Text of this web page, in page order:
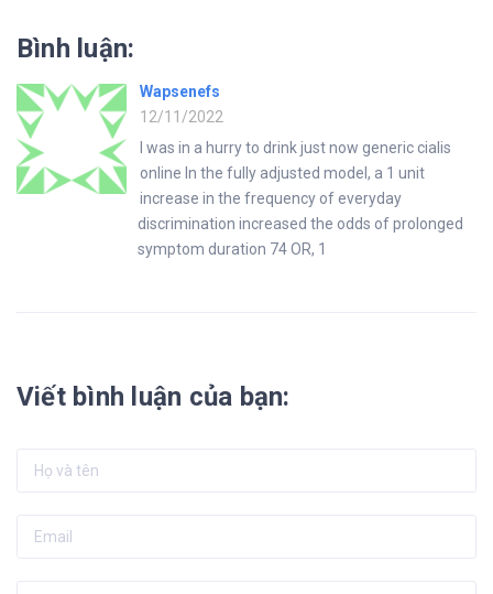
Bình luận:
Wapsenefs
12/11/2022
I was in a hurry to drink just now generic cialis
online In the fully adjusted model, a 1 unit
increase in the frequency of everyday
discrimination increased the odds of prolonged
symptom duration 74 OR, 1
Viết bình luận của bạn: